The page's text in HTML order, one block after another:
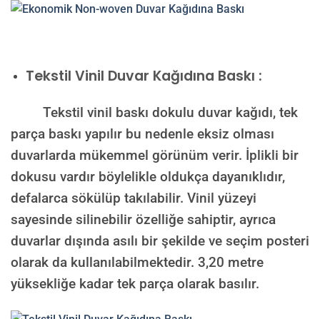
Tekstil Vinil Duvar Kağıdına Baskı :
Tekstil vinil baskı dokulu duvar kağıdı, tek
parça baskı yapılır bu nedenle eksiz olması
duvarlarda mükemmel görünüm verir. İplikli bir
dokusu vardır böylelikle oldukça dayanıklıdır,
defalarca sökülüp takılabilir. Vinil yüzeyi
sayesinde silinebilir özelliğe sahiptir, ayrıca
duvarlar dışında asılı bir şekilde ve seçim posteri
olarak da kullanılabilmektedir. 3,20 metre
yüksekliğe kadar tek parça olarak basılır.